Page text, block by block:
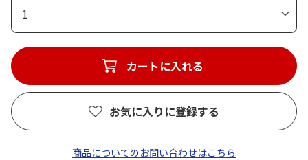
1
カートに入れる
お気に入りに登録する
商品についてのお問い合わせはこちら